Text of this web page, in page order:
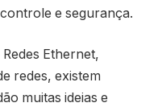
e segurança.
Ethernet,
redes, existem
muitas ideias e